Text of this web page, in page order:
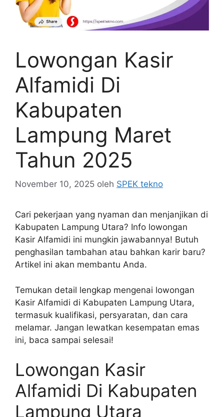
Lowongan Kasir
Alfamidi Di
Kabupaten
Lampung Maret
Tahun 2025
November 10, 2025 oleh SPEK tekno
Cari pekerjaan yang nyaman dan menjanjikan di
Kabupaten Lampung Utara? Info lowongan
Kasir Alfamidi ini mungkin jawabannya! Butuh
penghasilan tambahan atau bahkan karir baru?
Artikel ini akan membantu Anda.
Temukan detail lengkap mengenai lowongan
Kasir Alfamidi di Kabupaten Lampung Utara,
termasuk kualifikasi, persyaratan, dan cara
melamar. Jangan lewatkan kesempatan emas
ini, baca sampai selesai!
Lowongan Kasir
Alfamidi Di Kabupaten
Lampung Utara